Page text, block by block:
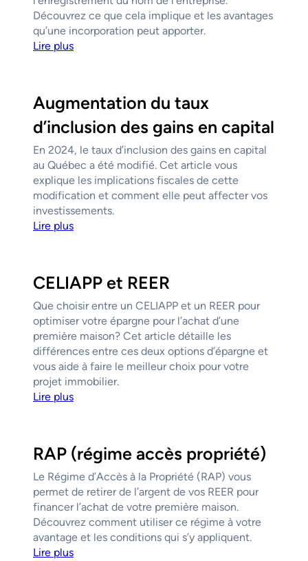
Découvrez ce que cela implique et les avantages
qu’une incorporation peut apporter.
Lire plus
Augmentation du taux
d’inclusion des gains en capital
En 2024, le taux d’inclusion des gains en capital
au Québec a été modifié. Cet article vous
explique les implications fiscales de cette
modification et comment elle peut affecter vos
investissements.
Lire plus
CELIAPP et REER
Que choisir entre un CELIAPP et un REER pour
optimiser votre épargne pour l’achat d’une
première maison? Cet article détaille les
différences entre ces deux options d’épargne et
vous aide à faire le meilleur choix pour votre
projet immobilier.
Lire plus
RAP (régime accès propriété)
Le Régime d’Accès à la Propriété (RAP) vous
permet de retirer de l’argent de vos REER pour
financer l’achat de votre première maison.
Découvrez comment utiliser ce régime à votre
avantage et les conditions qui s’y appliquent.
Lire plus